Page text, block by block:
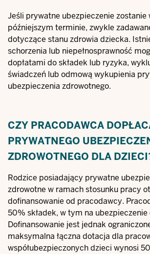
Jeśli prywatne ubezpieczenie zostanie
późniejszym terminie, zwykle
dotyczące stanu zdrowia dziecka.
schorzenia lub niepełnosprawność
dopłatami do składek lub ryzyka,
świadczeń lub odmową wykupienia
ubezpieczenia zdrowotnego.
CZY PRACODAWCA
PRYWATNEGO
ZDROWOTNEGO DLA
Rodzice posiadający prywatne
zdrowotne w ramach stosunku pracy
dofinansowanie od pracodawcy.
50% składek, w tym na ubezpieczenie
Dofinansowanie jest jednak
maksymalna łączna dotacja dla
współubezpieczonych dzieci wynosi